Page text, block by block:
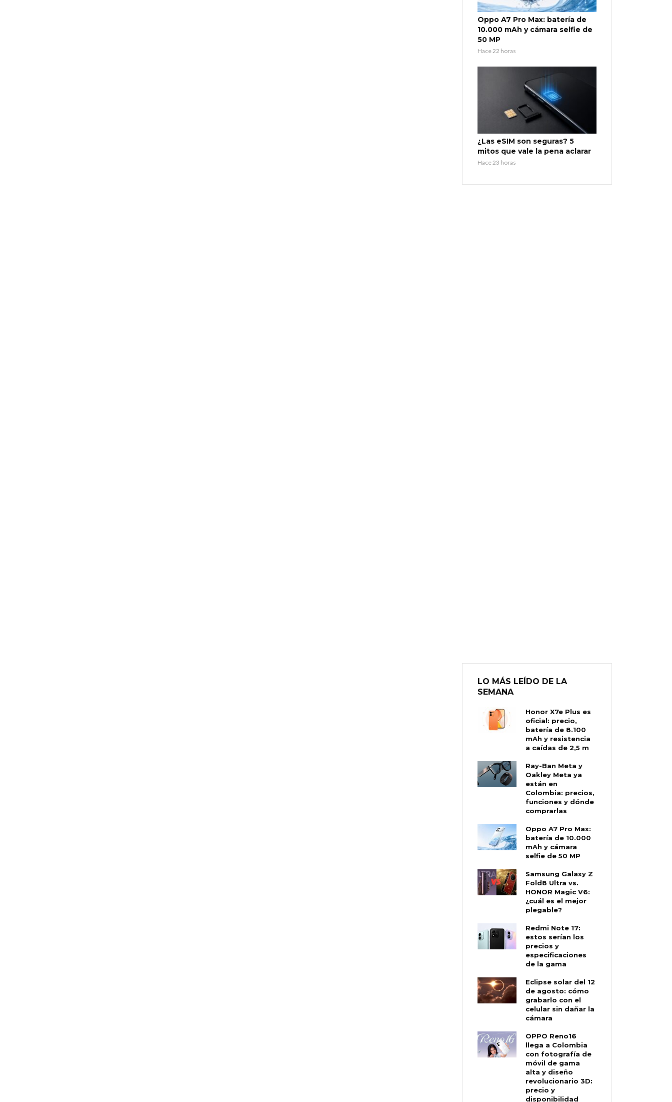
Oppo A7 Pro Max: batería de
10.000 mAh y cámara selfie de
50 MP
Hace 22 horas
¿Las eSIM son seguras? 5
mitos que vale la pena aclarar
Hace 23 horas
LO MÁS LEÍDO DE LA
SEMANA
Honor X7e Plus es
oficial: precio,
batería de 8.100
mAh y resistencia
a caídas de 2,5 m
Ray-Ban Meta y
Oakley Meta ya
están en
Colombia: precios,
funciones y dónde
comprarlas
Oppo A7 Pro Max:
batería de 10.000
mAh y cámara
selfie de 50 MP
Samsung Galaxy Z
Fold8 Ultra vs.
HONOR Magic V6:
¿cuál es el mejor
plegable?
Redmi Note 17:
estos serían los
precios y
especificaciones
de la gama
Eclipse solar del 12
de agosto: cómo
grabarlo con el
celular sin dañar la
cámara
OPPO Reno16
llega a Colombia
con fotografía de
móvil de gama
alta y diseño
revolucionario 3D:
precio y
disponibilidad